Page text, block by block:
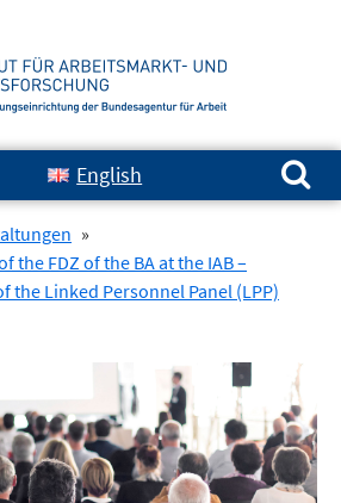
English
Suchen nach:
»
the FDZ of the BA at the IAB –
the Linked Personnel Panel (LPP)